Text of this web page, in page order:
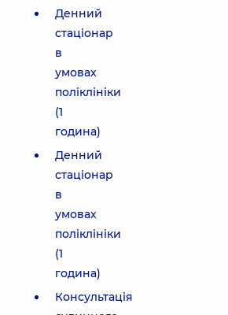
Денний
стаціонар
в
умовах
поліклініки
(1
година)
Денний
стаціонар
в
умовах
поліклініки
(1
година)
Консультація